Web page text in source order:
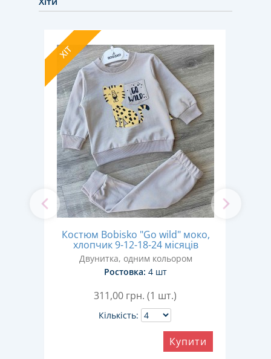
ХІТ
Костюм Bobisko "Go wild" моко,
хлопчик 9-12-18-24 місяців
Двунитка, одним кольором
Ростовка: 4 шт
311,00 грн. (1 шт.)
Кількість:
Купити